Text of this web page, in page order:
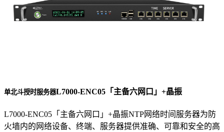
单北斗授时服务器L7000-ENC05「主备六网口」+晶振
L7000-ENC05「主备六网口」+晶振NTP网络时间服务器为防
火墙内的网络设备、终端、服务器提供准确、可靠和安全的高